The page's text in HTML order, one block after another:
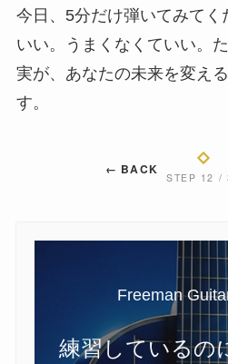
今日、5分だけ弾いてみてく
いい。うまくなくていい。
実が、あなたの未来を変え
す。
← BACK STEP 12 /
Freeman
練習しているの